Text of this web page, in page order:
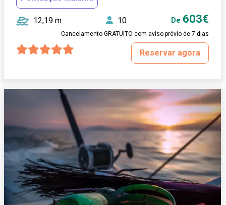
12,19 m 10 De 603€
Cancelamento GRATUITO com aviso prévio de 7 dias
Reservar agora